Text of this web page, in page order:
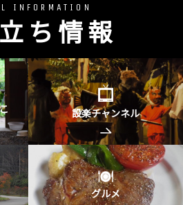
INFORMATION
ち情報
設楽チャンネル
グルメ